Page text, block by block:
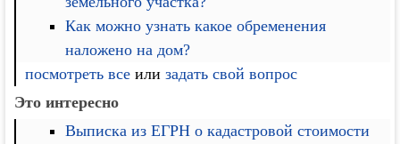
Как можно узнать какое обременения
наложено на дом?
посмотреть все илизадать свой вопрос
Это интересно
Выписка из ЕГРН о кадастровой стоимости